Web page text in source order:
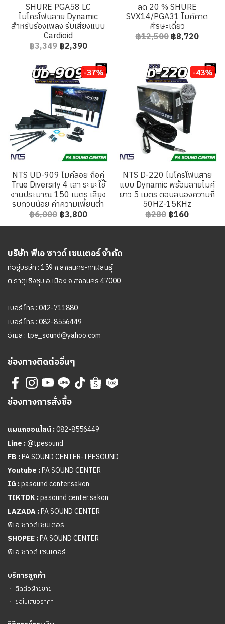
SHURE PGA58 LC
ไมโครโฟนสาย Dynamic
สำหรับร้องเพลง รับเสียงแบบ
Cardioid
฿3,349 ฿2,390
ลด 20 % SHURE
SVX14/PGA31 ไมค์คาด
ศีรษะเดี่ยว
฿12,500 ฿8,720
-37%
NTS UD-909 ไมค์ลอย ถือคู่
True Diversity 4 เสา ระยะใช้
งานประมาณ 150 เมตร เสียง
รบกวนน้อย ค่าความเพี้ยนต่ำ
฿6,000 ฿3,800
-43%
NTS D-220 ไมโครโฟนสาย
แบบ Dynamic พร้อมสายไมค์
ยาว 5 เมตร ตอบสนองความถี่
50HZ-15KHz
฿280 ฿160
บริษัท พีเอ ซาวด์ เซนเตอร์ จำกัด
ที่อยู่บริษัท : 159 ถ.สกลนคร-กาฬสินธุ์
ต.ธาตุเชิงชุม อ.เมือง จ.สกลนคร 47000
เบอร์โทร :042-711880
เบอร์โทร :082-8556449
อีเมล : tpe_sound@yahoo.com
ช่องทางติดต่ออื่นๆ
ช่องทางการสั่งซื้อ
แผนกออนไลน์ :082-8556449
Line :@tpesound
FB :PA SOUND CENTER-TPESOUND
Youtube :PA SOUND CENTER
IG :pasound center.sakon
TIKTOK :pasound center.sakon
LAZADA :PA SOUND CENTER
พีเอ ซาวด์เซนเตอร์
SHOPEE :PA SOUND CENTER
พีเอ ซาวด์ เซนเตอร์
บริการลูกค้า
ㆍ ติดต่อฝ่ายขาย
ㆍ ขอใบเสนอราคา